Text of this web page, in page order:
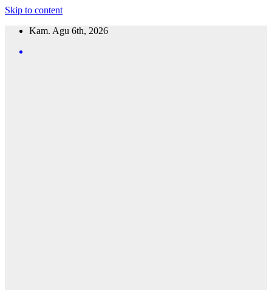
Skip to content
Kam. Agu 6th, 2026